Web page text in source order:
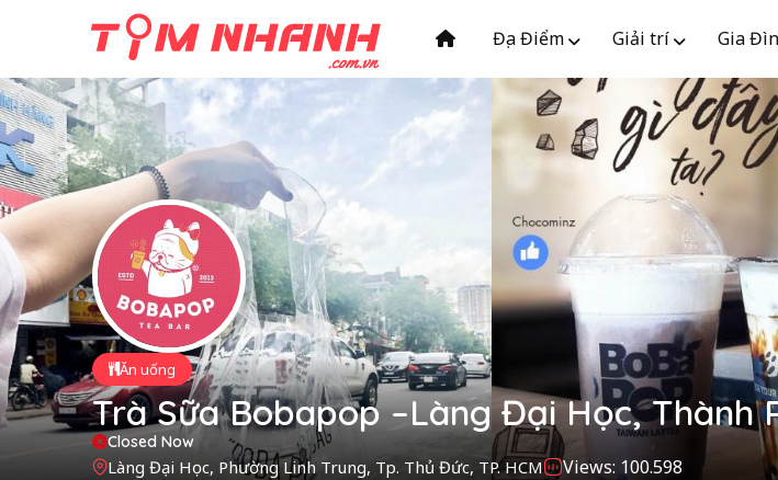
Địa Điểm Giải trí Gia
Ăn uống
Trà Sữa Bobapop –Làng Đại Học, Thành
Closed Now
Làng Đại Học, Phường Linh Trung, Tp. Thủ Đức, TP. HCM Views: 100.598